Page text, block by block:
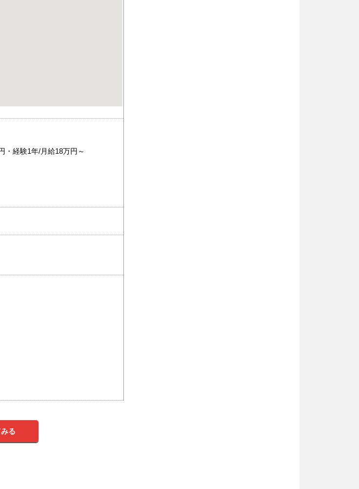
・経験1年/月給18万円～
る